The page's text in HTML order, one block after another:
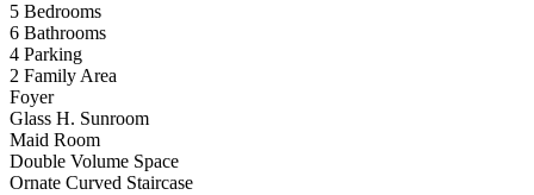
5 Bedrooms
6 Bathrooms
4 Parking
2 Family Area
Foyer
Glass H. Sunroom
Maid Room
Double Volume Space
Ornate Curved Staircase